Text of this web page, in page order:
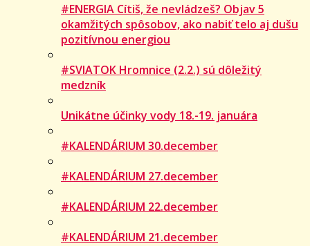
#ENERGIA Cítiš, že nevládzeš? Objav 5
okamžitých spôsobov, ako nabiť telo aj dušu
pozitívnou energiou
#SVIATOK Hromnice (2.2.) sú dôležitý
medzník
Unikátne účinky vody 18.-19. januára
#KALENDÁRIUM 30.december
#KALENDÁRIUM 27.december
#KALENDÁRIUM 22.december
#KALENDÁRIUM 21.december